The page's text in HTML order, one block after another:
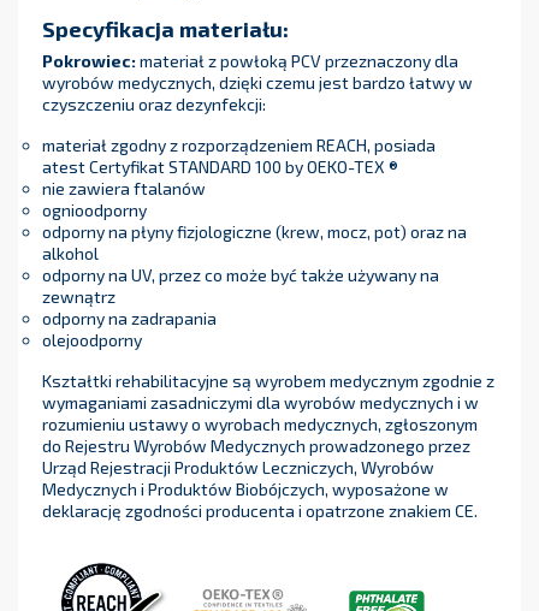
Specyfikacja materiału:
Pokrowiec:materiał z powłoką PCV przeznaczony dla
wyrobów medycznych, dzięki czemu jest bardzo łatwy w
czyszczeniu oraz dezynfekcji:
materiał zgodny z rozporządzeniem REACH, posiada
atest Certyfikat STANDARD 100 by OEKO-TEX ®
nie zawiera ftalanów
ognioodporny
odporny na płyny fizjologiczne (krew, mocz, pot) oraz na
alkohol
odporny na UV, przez co może być także używany na
zewnątrz
odporny na zadrapania
olejoodporny
Kształtki rehabilitacyjne są wyrobem medycznym zgodnie z
wymaganiami zasadniczymi dla wyrobów medycznych i w
rozumieniu ustawy o wyrobach medycznych, zgłoszonym
do Rejestru Wyrobów Medycznych prowadzonego przez
Urząd Rejestracji Produktów Leczniczych, Wyrobów
Medycznych i Produktów Biobójczych, wyposażone w
deklarację zgodności producenta i opatrzone znakiem CE.